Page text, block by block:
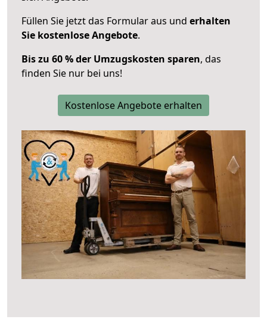
Füllen Sie jetzt das Formular aus und erhalten
Sie kostenlose Angebote.
Bis zu 60 % der Umzugskosten sparen, das
finden Sie nur bei uns!
Kostenlose Angebote erhalten